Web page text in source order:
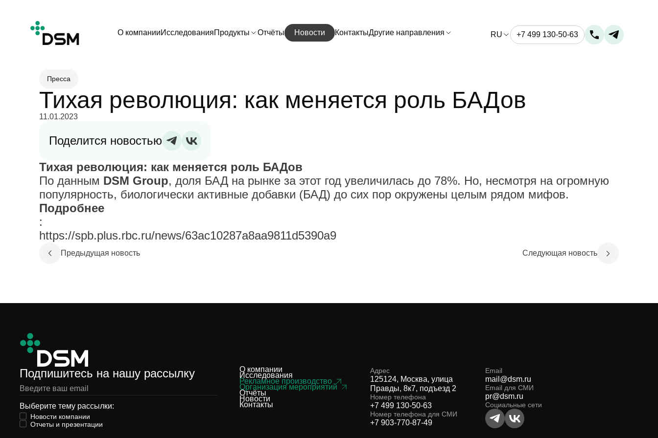
О компанииИсследованияПродукты Отчёты Новости КонтактыДругие направления RU +7 499 130-50-63
Пресса
Тихая революция: как меняется роль БАДов
11.01.2023
Поделится новостью
Тихая революция: как меняется роль БАДов
По данным DSM Group, доля БАД на рынке за этот год увеличилась до 78%. Но, несмотря на огромную
популярность, биологически активные добавки (БАД) до сих пор окружены целым рядом мифов.
Подробнее
:
https://spb.plus.rbc.ru/news/63ac10287a8aa9811d5390a9
Предыдущая новость Следующая новость
Подпишитесь на нашу рассылку
Выберите тему рассылки:
Новости компании
Отчеты и презентации
О компании
Исследования
Рекламное производство
Организация мероприятий
Отчёты
Новости
Контакты
Адрес
125124, Москва, улица
Правды, 8к7, подъезд 2
Номер телефона
+7 499 130-50-63
Номер телефона для СМИ
+7 903-770-87-49
Email
mail@dsm.ru
Email для СМИ
pr@dsm.ru
Социальные сети